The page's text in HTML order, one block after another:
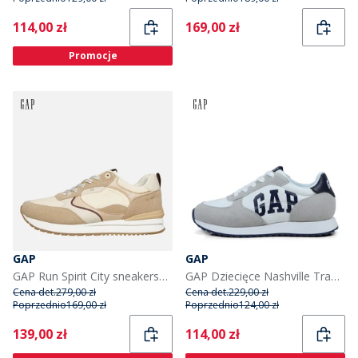
Current
114,00 zł
Promocje
Current
169,00 zł
GAP
GAP Run Spirit City sneakersy dla niego kolor Sand
Cena det.279,00 zł
Poprzednio169,00 zł
Current
139,00 zł
GAP
GAP Dziecięce Nashville Trampki Biały
Cena det.229,00 zł
Poprzednio124,00 zł
Current
114,00 zł